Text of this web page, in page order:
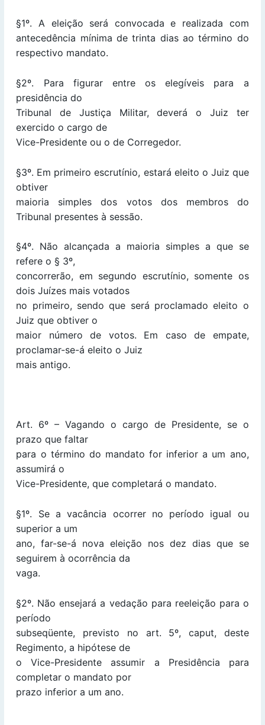
§1º. A eleição será convocada e realizada com
antecedência mínima de trinta dias ao término do
respectivo mandato.
§2º. Para figurar entre os elegíveis para a
presidência do
Tribunal de Justiça Militar, deverá o Juiz ter
exercido o cargo de
Vice-Presidente ou o de Corregedor.
§3º. Em primeiro escrutínio, estará eleito o Juiz que
obtiver
maioria simples dos votos dos membros do
Tribunal presentes à sessão.
§4º. Não alcançada a maioria simples a que se
refere o § 3º,
concorrerão, em segundo escrutínio, somente os
dois Juízes mais votados
no primeiro, sendo que será proclamado eleito o
Juiz que obtiver o
maior número de votos. Em caso de empate,
proclamar-se-á eleito o Juiz
mais antigo.
Art. 6º – Vagando o cargo de Presidente, se o
prazo que faltar
para o término do mandato for inferior a um ano,
assumirá o
Vice-Presidente, que completará o mandato.
§1º. Se a vacância ocorrer no período igual ou
superior a um
ano, far-se-á nova eleição nos dez dias que se
seguirem à ocorrência da
vaga.
§2º. Não ensejará a vedação para reeleição para o
período
subseqüente, previsto no art. 5º, caput, deste
Regimento, a hipótese de
o Vice-Presidente assumir a Presidência para
completar o mandato por
prazo inferior a um ano.